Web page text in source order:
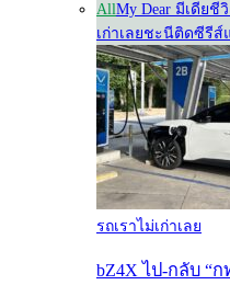
AllMy Dear มีเดียชี
เก่าเลยชะนีติดซีรีส์
รถเราไม่เก่าเลย
bZ4X ไป-กลับ “